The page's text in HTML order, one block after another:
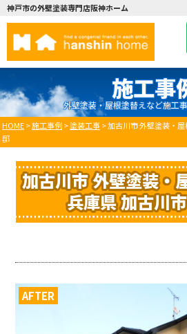
神戸市の外壁塗装専門店阪神ホーム
施工事
外壁塗装・屋根塗替えなど施工
HOME>施工事例>塗装工事>加古川市 外壁塗装・
邸
加古川市 外壁塗装・
兵庫県 加古川
AFTER